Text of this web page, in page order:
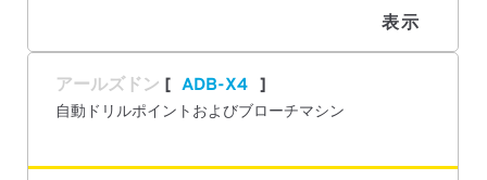
表示
アールズドン ADB-X4
自動ドリルポイントおよびブローチマシン